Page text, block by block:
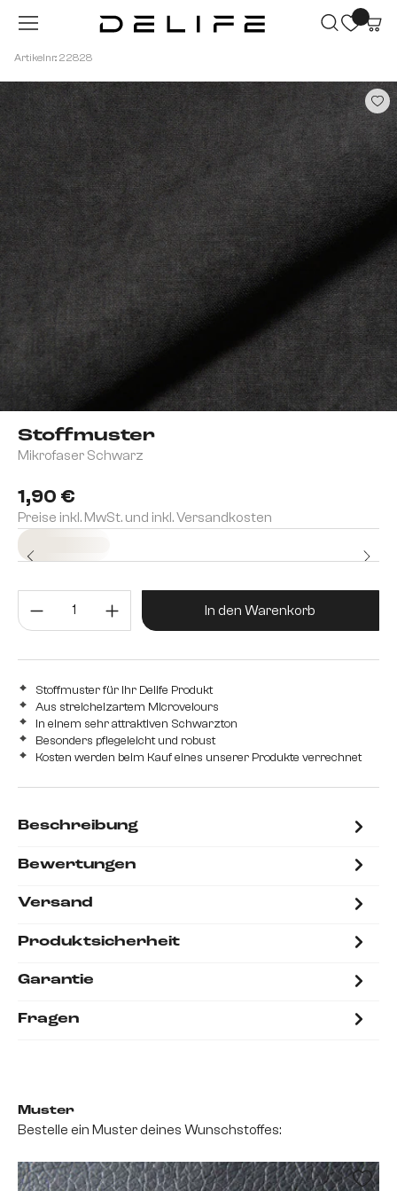
Zum Hauptinhalt springen
Artikelnr.: 22828
Stoffmuster
Mikrofaser Schwarz
1,90 €
Preise inkl. MwSt. und inkl. Versandkosten
Produkt Anzahl: Gib den
In den Warenkorb
Stoffmuster für Ihr Delife Produkt
Aus streichelzartem Microvelours
In einem sehr attraktiven Schwarzton
Besonders pflegeleicht und robust
Kosten werden beim Kauf eines unserer Produkte verrechnet
Bildergalerie überspringen
Beschreibung
Bewertungen
Versand
Produktsicherheit
Garantie
Fragen
Muster
Bestelle ein Muster deines Wunschstoffes: